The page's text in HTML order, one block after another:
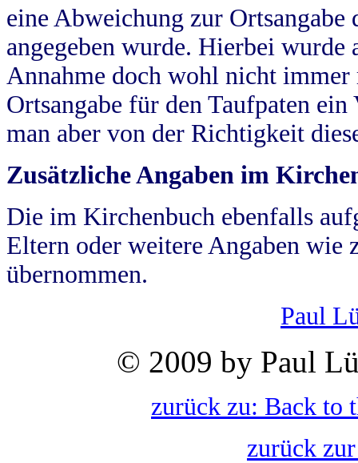
eine Abweichung zur
angegeben wurde. Hierbei wurde
Annahme doch wohl nicht
Ortsangabe für den Taufpaten
man aber von der Richtigkeit
Zusätzliche Angaben im
Die im Kirchenbuch ebenfalls
Eltern oder weitere Angaben wie
übernommen.
Paul
© 2009 by Paul
zurück zu: Back to
zurück